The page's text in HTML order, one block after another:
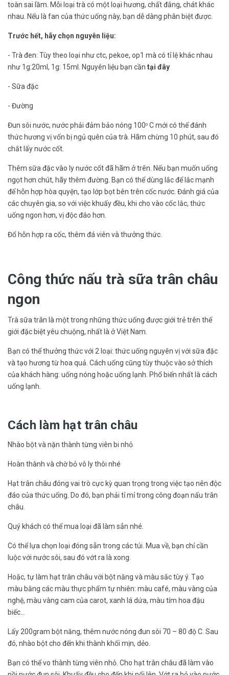
toàn sai lầm. Mỗi loại trà có một loại hương, chất đắng, chát khác
nhau. Nếu là fan của thức uống này, bạn dễ dàng phân biệt được.
Trước hết, hãy chọn nguyên liệu:
- Trà đen: Tùy theo loại như ctc, pekoe, op1 mà có tỉ lệ khác nhau
như 1g:20ml, 1g: 15ml. Nguyên liệu bạn cần tại đây
- Sữa đặc
- Đường
Đun sôi nước, nước phải đảm bảo nóng 100o C mới có thể đánh
thức hương vị vốn bị ngủ quên của trà. Hãm chừng 10 phút, sau đó
chắt lấy nước cốt.
Thêm sữa đặc vào ly nước cốt đã hãm ở trên. Nếu bạn muốn uống
ngọt hơn chút, hãy thêm đường. Bạn có thể dùng lắc để lắc mạnh
để hỗn hợp hòa quyện, tạo lớp bọt bên trên cốc nước. Đánh giá của
các chuyên gia, so với việc khuấy đều, khi cho vào cốc lắc, thức
uống ngon hơn, vị độc đáo hơn.
Đổ hỗn hợp ra cốc, thêm đá viên và thưởng thức.
Công thức nấu trà sữa trân châu
ngon
Trà sữa trân là một trong những thức uống được giới trẻ trên thế
giới đặc biệt yêu chuộng, nhất là ở Việt Nam.
Bạn có thể thưởng thức với 2 loại: thức uống nguyên vị với sữa đặc
và tạo hương từ hoa quả. Cách uống cũng tùy thuộc vào sở thích
của khách hàng: uống nóng hoặc uống lạnh. Phổ biến nhất là cách
uống lạnh.
Cách làm hạt trân châu
Nhào bột và nặn thành từng viên bi nhỏ
Hoàn thành và chờ bỏ vô ly thôi nhé
Hạt trân châu đóng vai trò cực kỳ quan trọng trong việc tạo nên độc
đáo của thức uống. Do đó, bạn phải tỉ mỉ trong công đoạn nấu trân
châu.
Quý khách có thể mua loại đã làm sẳn nhé.
Có thể lựa chọn loại đóng sẵn trong các túi. Mua về, bạn chỉ cần
luộc với nước sôi, sau đó vớt ra là xong.
Hoặc, tự làm hạt trân châu với bột năng và màu sắc tùy ý. Tạo
màu bằng các màu thực phẩm tự nhiên: màu café, màu vàng của
nghệ, màu vàng cam của carot, xanh lá dứa, màu tím hoa đậu
biếc…
Lấy 200gram bột năng, thêm nước nóng đun sôi 70 – 80 độ C. Sau
đó, nhào bột cho đến khi thành khối mịn, dẻo.
Bạn có thể vo thành từng viên nhỏ. Cho hạt trân châu đã làm vào